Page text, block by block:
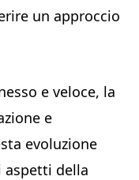
un approccio
e veloce, la
e
evoluzione
della